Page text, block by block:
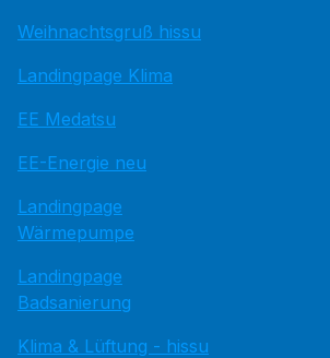
Weihnachtsgruß hissu
Landingpage Klima
EE Medatsu
EE-Energie neu
Landingpage
Wärmepumpe
Landingpage
Badsanierung
Klima & Lüftung - hissu